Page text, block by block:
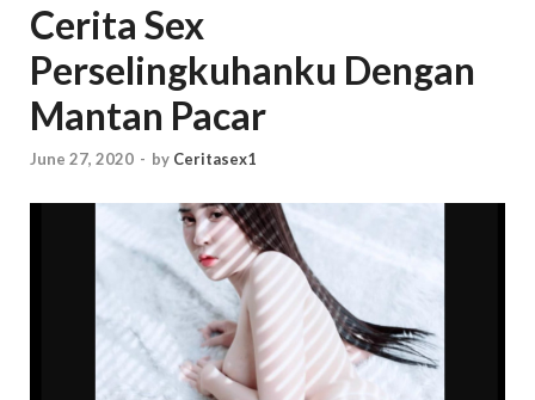
Cerita Sex
Perselingkuhanku Dengan
Mantan Pacar
June 27, 2020 - by Ceritasex1